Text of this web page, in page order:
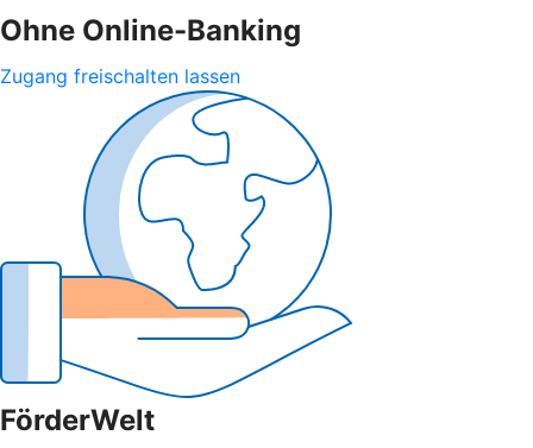
Ohne Online-Banking
Zugang freischalten lassen
FörderWelt